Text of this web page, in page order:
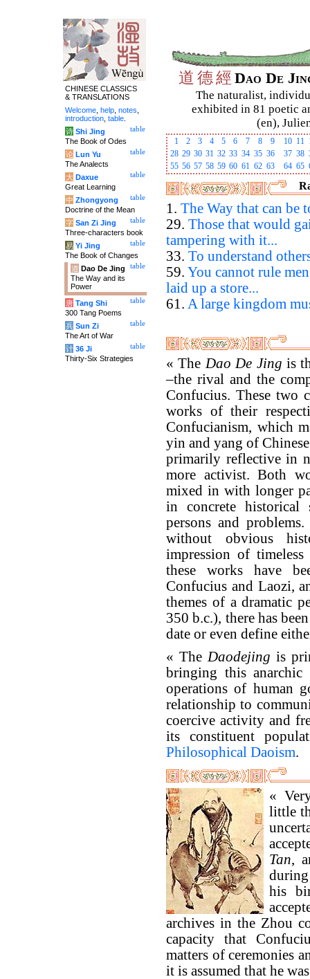
道 德經 Dao De
The naturalist,
exhibited in 81 poetic
(en),
1 2 3 4 5 6 7 8 9 10 11
28 29 30 31 32 33 34 35 36 37 38
55 56 57 58 59 60 61 62 63 64 65
1. The Way that can be
29. Those that would
tampering with it...
33. To understand
59. You cannot rule
laid up a store...
61. A large kingdom
« The Dao De Jing is
–the rival and the
Confucius. These two
works of their
Confucianism, which
yin and yang of
primarily reflective in
more activist. Both
mixed in with longer
in concrete historical
persons and
without obvious
impression of
these works have
Confucius and Laozi,
themes of a dramatic
350 b.c.), there has
date or even define
« The Daodejing is
bringing this
operations of human
relationship to
coercive activity and
its constituent
Philosophical Daoism.
«
little
Tan,
his
archives in the Zhou
capacity that
matters of ceremonies
it is assumed that he
CHINESE CLASSICS
& TRANSLATIONS
Welcome help notes
introduction table
table
诗 Shi Jing
The Book of Odes
table
论 Lun Yu
The Analects
table
大 Daxue
Great Learning
table
中 Zhongyong
Doctrine of the Mean
table
字 San Zi Jing
Three-characters book
table
易 Yi Jing
The Book of Changes
table
道 Dao De Jing
The Way and its
Power
table
唐 Tang Shi
300 Tang Poems
table
兵 Sun Zi
The Art of War
table
计 36 Ji
Thirty-Six Strategies